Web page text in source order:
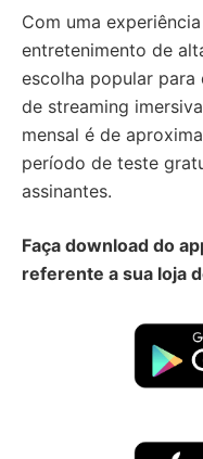
Com uma
entretenimento de
escolha popular para
de streaming
mensal é de
período de teste
assinantes.
Faça download do
referente a sua loja